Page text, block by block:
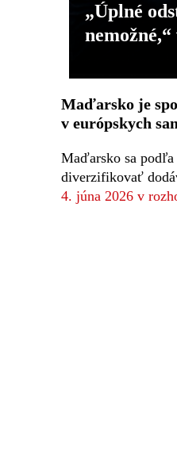
„Úplné
Maďarsko je
v európskych
Maďarsko sa podľa
diverzifikovať
4. júna 2026 v